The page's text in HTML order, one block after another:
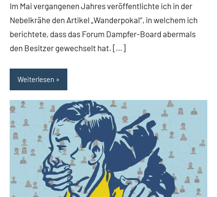
Im Mai vergangenen Jahres veröffentlichte ich in der
Nebelkrähe den Artikel „Wanderpokal“, in welchem ich
berichtete, dass das Forum Dampfer-Board abermals
den Besitzer gewechselt hat. […]
Weiterlesen